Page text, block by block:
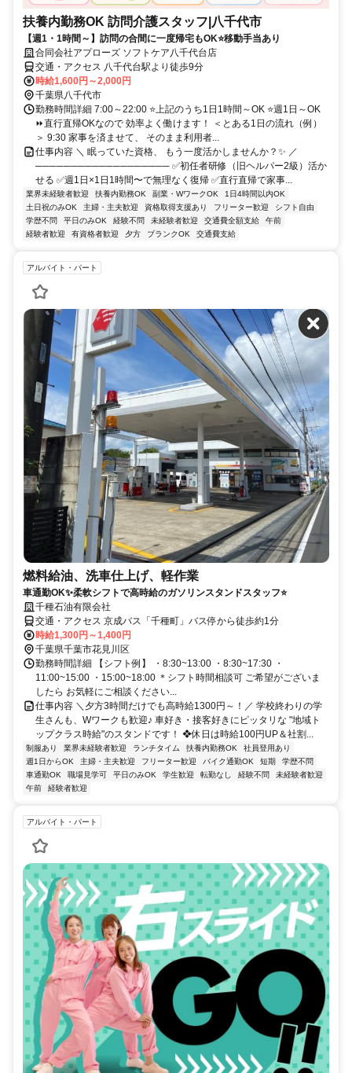
扶養内勤務OK 訪問介護スタッフ|八千代市
【週1・1時間～】訪問の合間に一度帰宅もOK⭐移動手当あり
合同会社アプローズ ソフトケア八千代台店
交通・アクセス 八千代台駅より徒歩9分
時給1,600円～2,000円
千葉県八千代市
勤務時間詳細 7:00～22:00 ⭐上記のうち1日1時間～OK ⭐週1日～OK
⏩直行直帰OKなので 効率よく働けます！ ＜とある1日の流れ（例）
＞ 9:30 家事を済ませて、 そのまま利用者...
仕事内容 ＼ 眠っていた資格、 もう一度活かしませんか？✨ ／
─────────────────── ✅初任者研修（旧ヘルパー2級）活か
せる ✅週1日×1日1時間〜で無理なく復帰 ✅直行直帰で家事...
業界未経験者歓迎 扶養内勤務OK 副業・WワークOK
1日4時間以内OK
土日祝のみOK
主婦・主夫歓迎 資格取得支援あり フリーター歓迎
シフト自由
学歴不問
平日のみOK 経験不問 未経験者歓迎 交通費全額支給
午前
経験者歓迎
有資格者歓迎 夕方 ブランクOK 交通費支給
アルバイト・パート
燃料給油、洗車仕上げ、軽作業
車通勤OK✨柔軟シフトで高時給のガソリンスタンドスタッフ⭐
千種石油有限会社
交通・アクセス 京成バス「千種町」バス停から徒歩約1分
時給1,300円～1,400円
千葉県千葉市花見川区
勤務時間詳細 【シフト例】 ・8:30~13:00 ・8:30~17:30 ・
11:00~15:00 ・15:00~18:00 ＊シフト時間相談可 ご希望がございま
したら お気軽にご相談ください...
仕事内容 ＼夕方3時間だけでも高時給1300円～！／ 学校終わりの学
生さんも、Wワークも歓迎♪ 車好き・接客好きにピッタリな "地域ト
ップクラス時給"のスタンドです！ ❖休日は時給100円UP＆社割...
制服あり 業界未経験者歓迎 ランチタイム 扶養内勤務OK
社員登用あり
週1日からOK
主婦・主夫歓迎 フリーター歓迎 バイク通勤OK 短期
学歴不問
車通勤OK
職場見学可 平日のみOK 学生歓迎 転勤なし 経験不問
未経験者歓迎
午前
経験者歓迎
アルバイト・パート